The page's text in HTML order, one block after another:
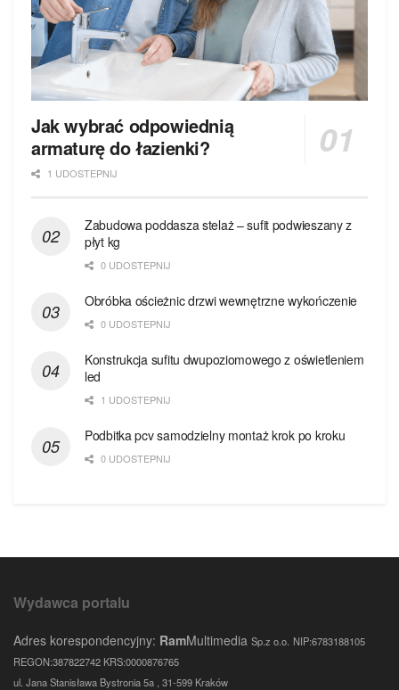
Jak wybrać odpowiednią
armaturę do łazienki?
1 UDOSTEPNIJ
Zabudowa poddasza stelaż – sufit podwieszany z
płyt kg
0 UDOSTEPNIJ
Obróbka ościeżnic drzwi wewnętrzne wykończenie
0 UDOSTEPNIJ
Konstrukcja sufitu dwupoziomowego z oświetleniem
led
1 UDOSTEPNIJ
Podbitka pcv samodzielny montaż krok po kroku
0 UDOSTEPNIJ
Wydawca portalu
Adres korespondencyjny: RamMultimedia Sp.z o.o. NIP:6783188105
REGON:387822742 KRS:0000876765
ul. Jana Stanisława Bystronia 5a , 31-599 Kraków